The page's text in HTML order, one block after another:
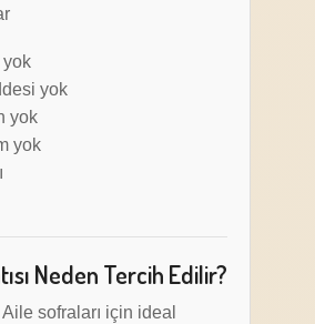
yok
yok
yok
yok
Neden Tercih Edilir?
sofraları için ideal